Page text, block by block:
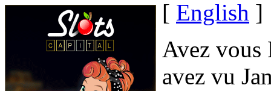
[ English ]
Avez vous
avez vu